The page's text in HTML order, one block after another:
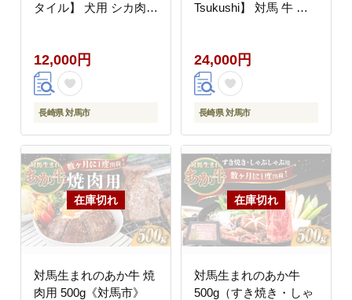
タイル】 犬用 シカ肉
12,000円
長崎県 対馬市
Tsukushi】 対馬 牛 牛
24,000円
長崎県 対馬市
対馬生まれのあか牛 焼
肉用 500g《対馬市》
対馬生まれのあか牛
500g（すき焼き・しゃ